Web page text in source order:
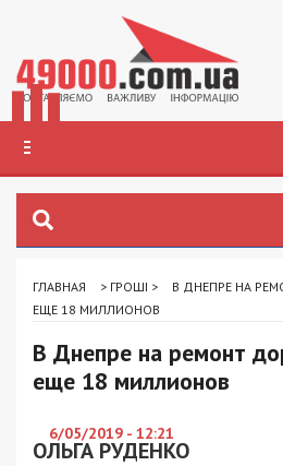
ГЛАВНАЯ > ГРОШІ >
В ДНЕПРЕ НА
ЕЩЕ 18 МИЛЛИОНОВ
В Днепре на ремонт
еще 18 миллионов
6/05/2019 - 12:21
ОЛЬГА РУДЕНКО